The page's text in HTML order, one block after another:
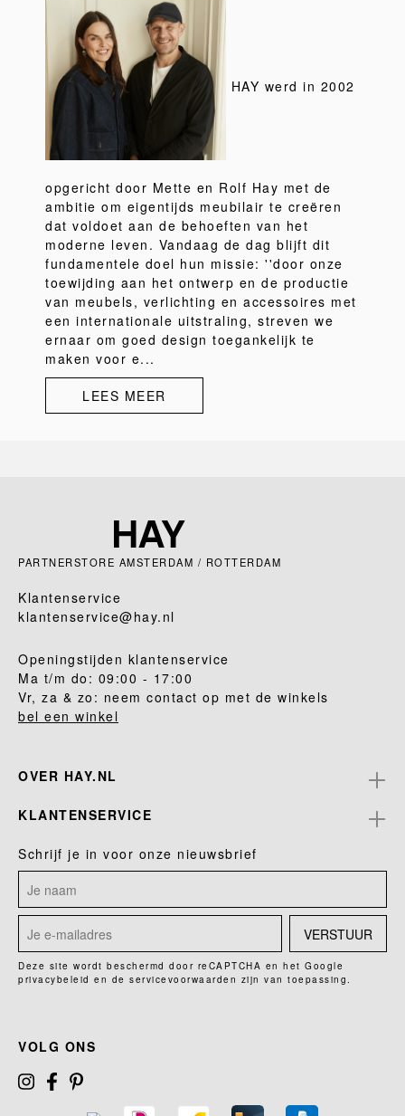
HAY werd in 2002
opgericht door Mette en Rolf Hay met de
ambitie om eigentijds meubilair te creëren
dat voldoet aan de behoeften van het
moderne leven. Vandaag de dag blijft dit
fundamentele doel hun missie: ''door onze
toewijding aan het ontwerp en de productie
van meubels, verlichting en accessoires met
een internationale uitstraling, streven we
ernaar om goed design toegankelijk te
maken voor e...
LEES MEER
PARTNERSTORE AMSTERDAM / ROTTERDAM
Klantenservice
klantenservice@hay.nl
Openingstijden klantenservice
Ma t/m do: 09:00 - 17:00
Vr, za & zo: neem contact op met de winkels
bel een winkel
OVER HAY.NL
KLANTENSERVICE
Schrijf je in voor onze nieuwsbrief
VERSTUUR
Deze site wordt beschermd door reCAPTCHA en het Google
privacybeleid en de servicevoorwaarden zijn van toepassing.
VOLG ONS